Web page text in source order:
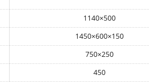
1140×500
1450×600×150
750×250
450